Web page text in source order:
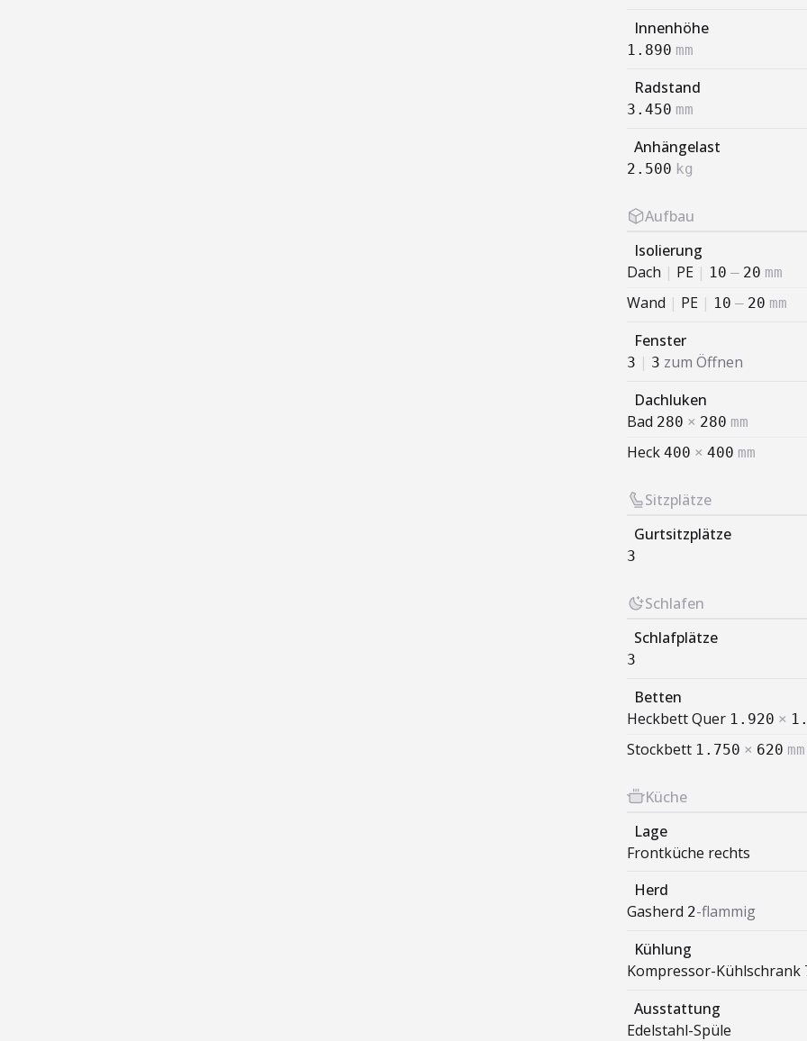
Innenhöhe
1.890 mm
Radstand
3.450 mm
Anhängelast
2.500 kg
Aufbau
Isolierung
Dach | PE | 10 – 20 mm
Wand | PE | 10 – 20 mm
Fenster
3 | 3 zum Öffnen
Dachluken
Bad 280 × 280 mm
Heck 400 × 400 mm
Sitzplätze
Gurtsitzplätze
3
Schlafen
Schlafplätze
3
Betten
Heckbett Quer 1.920 ×
Stockbett 1.750 × 620 mm
Küche
Lage
Frontküche rechts
Herd
Gasherd 2-flammig
Kühlung
Kompressor-Kühlschrank
Ausstattung
Edelstahl-Spüle